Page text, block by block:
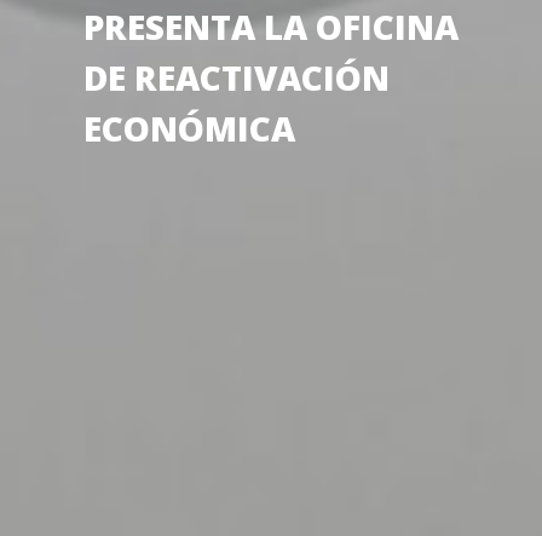
PRESENTA LA OFICINA
DE REACTIVACIÓN
ECONÓMICA